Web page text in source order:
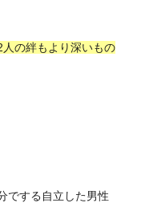
の絆もより深いもの
でする自立した男性